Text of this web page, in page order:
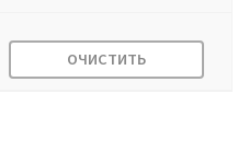
ОЧИСТИТЬ